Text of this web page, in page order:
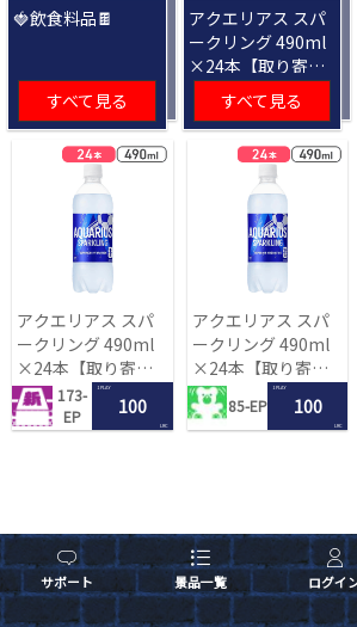
サポート 景品一覧 ログイ
🍓飲食料品🍫
すべて見る
アクエリアス スパ
ークリング 490ml
×24本【取り寄せ
入荷後次第発送】
すべて見る
アクエリアス スパ
ークリング 490ml
×24本【取り寄せ
入荷後次第発送】
173-
EP
1 PLAY
100
LRC
アクエリアス スパ
ークリング 490ml
×24本【取り寄せ
入荷後次第発送】
85-EP
1 PLAY
100
LRC